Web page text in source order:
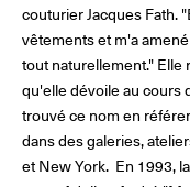
couturier Jacques Fath.
vêtements et m'a
tout naturellement." Elle
qu'elle dévoile au cours
trouvé ce nom en
dans des galeries,
et New York. En 1993,